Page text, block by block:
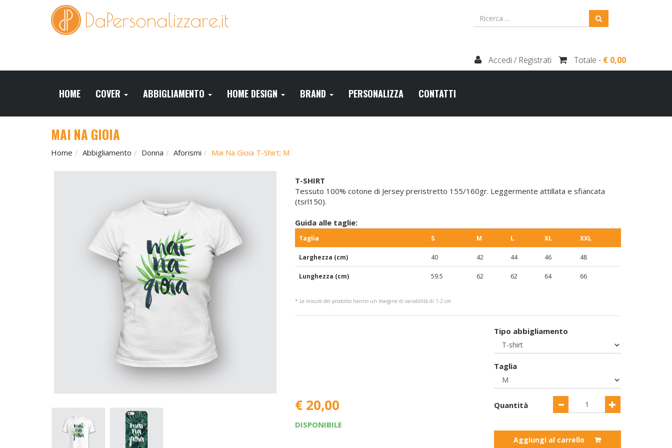
Accedi / Registrati Totale - € 0,00
HOME COVER ABBIGLIAMENTO HOME DESIGN BRAND PERSONALIZZA CONTATTI
MAI NA GIOIA
Home Abbigliamento Donna Aforismi Mai Na Gioia T-Shirt; M
T-SHIRT
Tessuto 100% cotone di Jersey preristretto 155/160gr. Leggermente attillata e sfiancata
(tsrl150).
Guida alle taglie:
Taglia S M L XL XXL
Larghezza (cm) 40 42 44 46 48
Lunghezza (cm) 59.5 62 62 64 66
* Le misure del prodotto hanno un margine di variabilità di 1-2 cm
Tipo abbigliamento
Taglia
€ 20,00
DISPONIBILE
Quantità
Aggiungi al carrello